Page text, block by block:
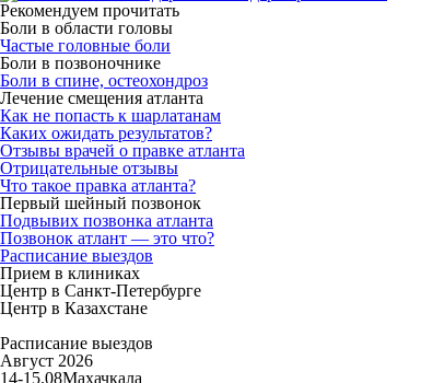
Рекомендуем прочитать
Боли в области головы
Частые головные боли
Боли в позвоночнике
Боли в спине, остеохондроз
Лечение смещения атланта
Как не попасть к шарлатанам
Каких ожидать результатов?
Отзывы врачей о правке атланта
Отрицательные отзывы
Что такое правка атланта?
Первый шейный позвонок
Подвывих позвонка атланта
Позвонок атлант — это что?
Расписание выездов
Прием в клиниках
Центр в Санкт-Петербурге
Центр в Казахстане
Расписание выездов
Август 2026
14-15.08Махачкала